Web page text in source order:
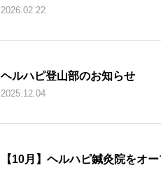
2026.02.22
ヘルハピ登山部のお知らせ
2025.12.04
【10月】ヘルハピ鍼灸院をオ